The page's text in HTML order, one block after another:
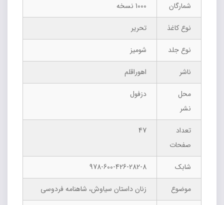
شمارگان
1000 نسخه
نوع کاغذ
تحریر
نوع جلد
شومیز
ناشر
اهوراقلم
محل
نشر
دزفول
تعداد
صفحات
47
شابک
978-600-426-282-8
موضوع
زنان داستان سیاوش، شاهنامه فردوسی